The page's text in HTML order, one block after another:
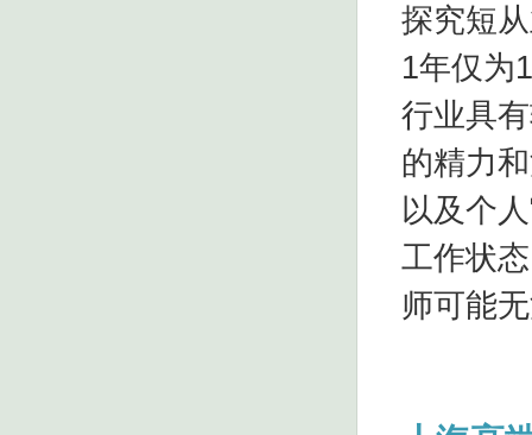
探究短
1年仅为
行业具
的精力
以及个
工作状
师可能